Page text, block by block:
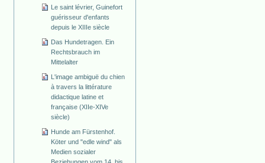
Le saint lévrier, Guinefort
guérisseur d'enfants
depuis le XIIIe siècle
Das Hundetragen. Ein
Rechtsbrauch im
Mittelalter
L'image ambiguë du chien
à travers la littérature
didactique latine et
française (XIIe-XIVe
siècle)
Hunde am Fürstenhof.
Köter und "edle wind" als
Medien sozialer
Beziehungen vom 14. bis